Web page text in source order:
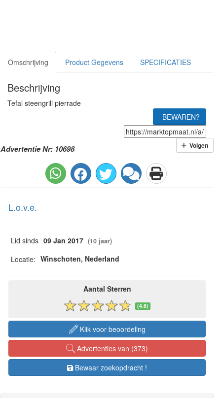
Omschrijving Product Gegevens SPECIFICATIES
Beschrijving
Tefal steengrill pierrade
BEWAREN?
Advertentie Nr: 10698 Volgen
L.o.v.e.
Lid sinds 09 Jan 2017 (10 jaar)
Locatie: Winschoten, Nederland
Aantal Sterren
(4.8)
Klik voor beoordeling
Advertenties van (373)
Bewaar zoekopdracht !